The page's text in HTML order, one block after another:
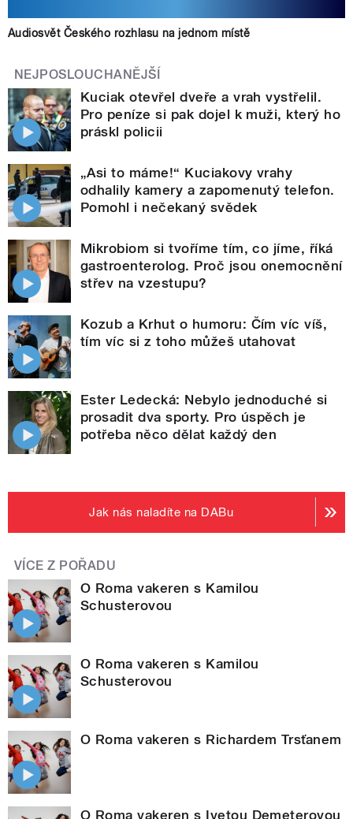
Audiosvět Českého rozhlasu na jednom místě
NEJPOSLOUCHANĚJŠÍ
Kuciak otevřel dveře a vrah vystřelil.
Pro peníze si pak dojel k muži, který ho
práskl policii
„Asi to máme!“ Kuciakovy vrahy
odhalily kamery a zapomenutý telefon.
Pomohl i nečekaný svědek
Mikrobiom si tvoříme tím, co jíme, říká
gastroenterolog. Proč jsou onemocnění
střev na vzestupu?
Kozub a Krhut o humoru: Čím víc víš,
tím víc si z toho můžeš utahovat
Ester Ledecká: Nebylo jednoduché si
prosadit dva sporty. Pro úspěch je
potřeba něco dělat každý den
Jak nás naladíte na DABu
VÍCE Z POŘADU
O Roma vakeren s Kamilou
Schusterovou
O Roma vakeren s Kamilou
Schusterovou
O Roma vakeren s Richardem Trsťanem
O Roma vakeren s Ivetou Demeterovou